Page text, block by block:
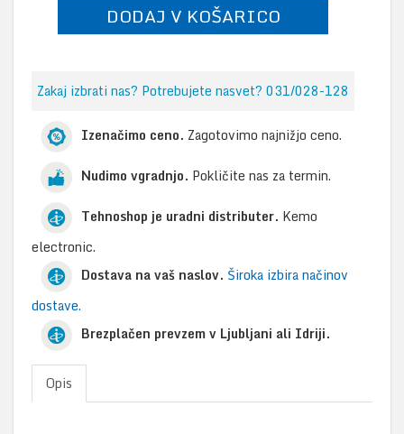
DODAJ V KOŠARICO
Zakaj izbrati nas? Potrebujete nasvet? 031/028-128
Izenačimo ceno. Zagotovimo najnižjo ceno.
Nudimo vgradnjo. Pokličite nas za termin.
Tehnoshop je uradni distributer. Kemo
electronic.
Dostava na vaš naslov. Široka izbira načinov
dostave.
Brezplačen prevzem v Ljubljani ali Idriji.
Opis